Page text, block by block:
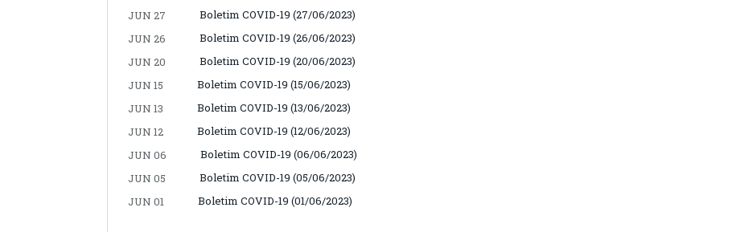
JUN 27
Boletim COVID-19 (27/06/2023)
JUN 26
Boletim COVID-19 (26/06/2023)
JUN 20
Boletim COVID-19 (20/06/2023)
JUN 15
Boletim COVID-19 (15/06/2023)
JUN 13
Boletim COVID-19 (13/06/2023)
JUN 12
Boletim COVID-19 (12/06/2023)
JUN 06
Boletim COVID-19 (06/06/2023)
JUN 05
Boletim COVID-19 (05/06/2023)
JUN 01
Boletim COVID-19 (01/06/2023)